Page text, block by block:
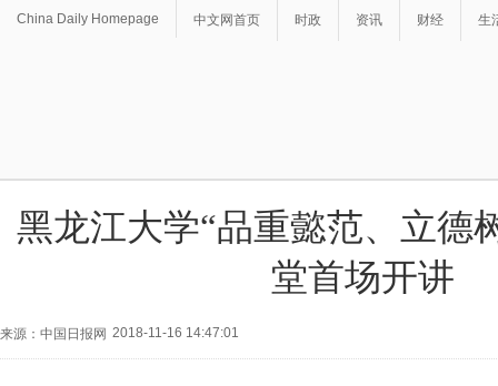
China Daily Homepage 中文网首页 时政 资讯 财经 生
黑龙江大学“品重懿范、立德
堂首场开讲
来源：中国日报网 2018-11-16 14:47:01